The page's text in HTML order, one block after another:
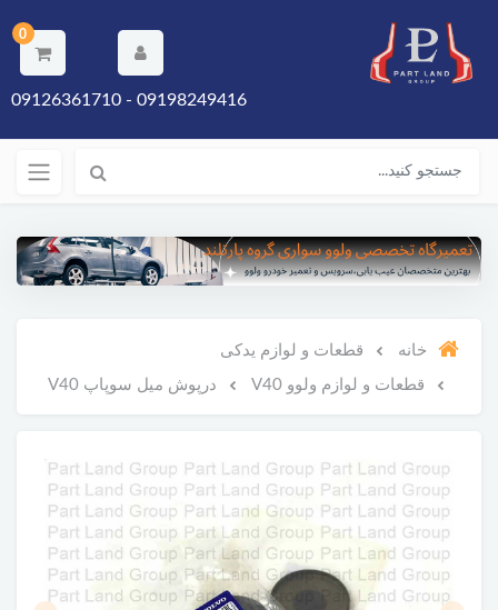
0
09198249416 - 09126361710
خانه قطعات و لوازم یدکی
قطعات و لوازم ولوو V40 درپوش میل سوپاپ V40